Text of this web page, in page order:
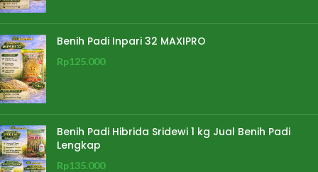
Benih Padi Inpari 32 MAXIPRO
Rp125.000
Benih Padi Hibrida Sridewi 1 kg Jual Benih Padi
Lengkap
Rp135.000